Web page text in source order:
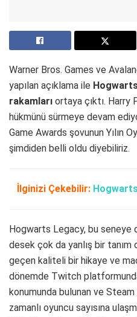
Warner Bros. Games ve
yapılan açıklama ile
rakamları ortaya çıktı.
hükmünü sürmeye devam
Game Awards şovunun Yılın
şimdiden belli oldu diyebiliriz.
İlginizi Çekebilir:
Hogwarts Legacy, bu seneye
desek çok da yanlış bir
geçen kaliteli bir hikaye ve
dönemde Twitch
konumunda bulunan ve
zamanlı oyuncu sayısına